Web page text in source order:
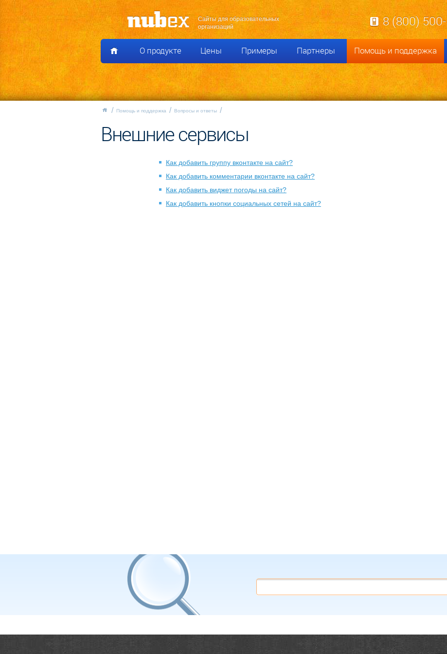
Сайты для образовательных
организаций
8 (800)
О продукте Цены Примеры Партнеры Помощь и поддержка
Помощь и поддержка Вопросы и ответы
Внешние сервисы
Как добавить группу вконтакте на сайт?
Как добавить комментарии вконтакте на сайт?
Как добавить виджет погоды на сайт?
Как добавить кнопки социальных сетей на сайт?